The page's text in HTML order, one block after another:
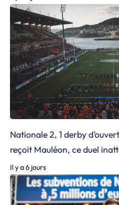
Nationale 2, 1 derby
reçoit Mauléon, ce duel
Il y a 6 jours